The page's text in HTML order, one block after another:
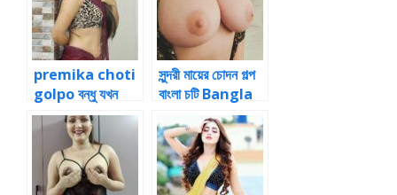
premika choti
golpo বন্ধু যখন
মায়ের প্রেমিকা 2
সুন্দরী মায়ের চোদন গল্প
বাংলা চটি Bangla
choti story ২